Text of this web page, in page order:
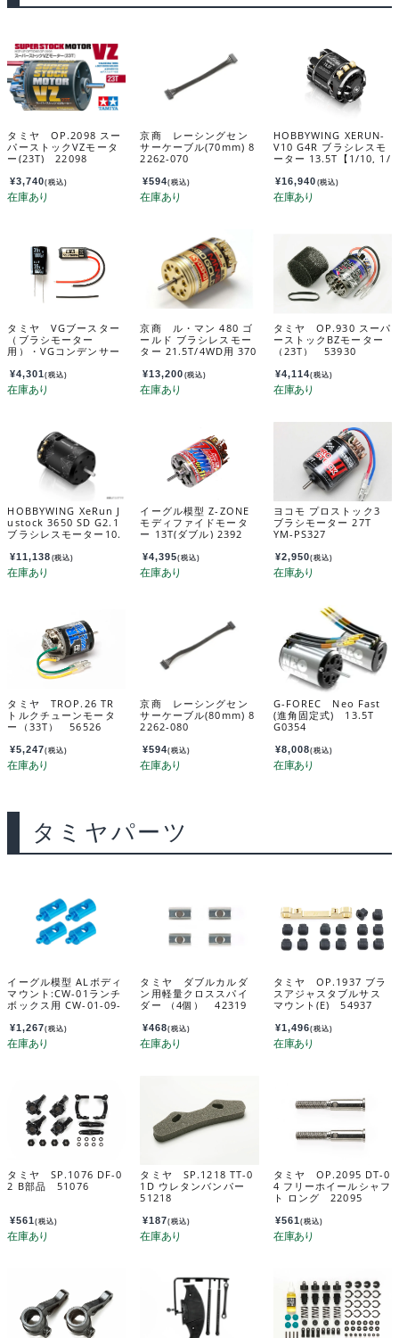
タミヤ OP.2098 スー
パーストックVZモータ
ー(23T) 22098
¥3,740(税込)
京商 レーシングセン
サーケーブル(70mm) 8
2262-070
¥594(税込)
HOBBYWING XERUN-
V10 G4R ブラシレスモ
ーター 13.5T【1/10, 1/
¥16,940 (税込)
タミヤ VGブースター
（ブラシモーター
用）・VGコンデンサー
¥4,301(税込)
京商 ル・マン 480 ゴ
ールド ブラシレスモー
ター 21.5T/4WD用 370
¥13,200 (税込)
タミヤ OP.930 スーパ
ーストックBZモーター
（23T） 53930
¥4,114(税込)
HOBBYWING XeRun J
ustock 3650 SD G2.1
ブラシレスモーター10.
0408009
¥11,138 (税込)
イーグル模型 Z-ZONE
モディファイドモータ
ー 13T(ダブル) 2392
¥4,395(税込)
ヨコモ プロストック3
ブラシモーター 27T
YM-PS327
¥2,950(税込)
タミヤ TROP.26 TR
トルクチューンモータ
ー（33T） 56526
¥5,247(税込)
京商 レーシングセン
サーケーブル(80mm) 8
2262-080
¥594(税込)
G-FOREC Neo Fast
(進角固定式) 13.5T
G0354
¥8,008(税込)
タミヤパーツ
イーグル模型 ALボディ
マウント:CW-01ランチ
ボックス用 CW-01-09-
¥1,267(税込)
タミヤ ダブルカルダ
ン用軽量クロススパイ
ダー （4個） 42319
¥468(税込)
タミヤ OP.1937 ブラ
スアジャスタブルサス
マウント(E) 54937
¥1,496(税込)
タミヤ SP.1076 DF-0
2 B部品 51076
¥561(税込)
タミヤ SP.1218 TT-0
1D ウレタンバンパー
51218
¥187(税込)
タミヤ OP.2095 DT-0
4 フリーホイールシャフ
ト ロング 22095
¥561(税込)